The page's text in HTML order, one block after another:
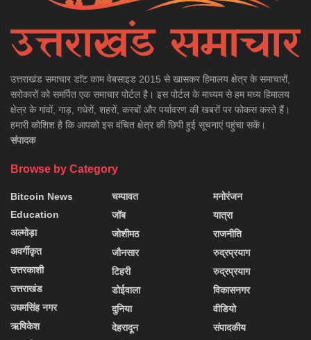
उत्तराखंड समाचार डाॅट काम वेबसाइड 2015 से खासकर हिमालय क्षेत्र के समाचारों,
सरोकारों को समर्पित एक समाचार पोर्टल है। इस पोर्टल के माध्यम से हम मध्य हिमालय
क्षेत्र के गांवों, गाड़, गधेरों, शहरों, कस्बों और पर्यावरण की खबरों पर फोकस करते हैं।
हमारी कोशिश है कि आपको इस वंचित क्षेत्र की छिपी हुई सूचनाएं पहुंचा सकें।
संपादक
Browse by Category
Bitcoin News
Education
अल्मोड़ा
अवर्गीकृत
उत्तरकाशी
उत्तराखंड
उधमसिंह नगर
ऋषिकेश
चम्पावत
जॉब
जोशीमठ
जौनसार
टिहरी
डोईवाला
दुनिया
देहरादून
मनोरंजन
यात्रा
राजनीति
रुद्रप्रयाग
रुद्रप्रयाग
विकासनगर
वीडियो
संपादकीय